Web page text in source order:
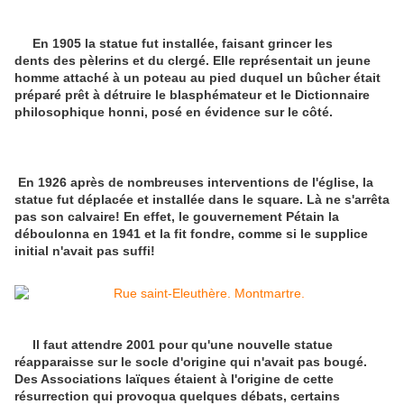
En 1905 la statue fut installée, faisant grincer les
dents des pèlerins et du clergé. Elle représentait un jeune
homme attaché à un poteau au pied duquel un bûcher était
préparé prêt à détruire le blasphémateur et le Dictionnaire
philosophique honni, posé en évidence sur le côté.
En 1926 après de nombreuses interventions de l'église, la
statue fut déplacée et installée dans le square. Là ne s'arrêta
pas son calvaire! En effet, le gouvernement Pétain la
déboulonna en 1941 et la fit fondre, comme si le supplice
initial n'avait pas suffi!
Il faut attendre 2001 pour qu'une nouvelle statue
réapparaisse sur le socle d'origine qui n'avait pas bougé.
Des Associations laïques étaient à l'origine de cette
résurrection qui provoqua quelques débats, certains